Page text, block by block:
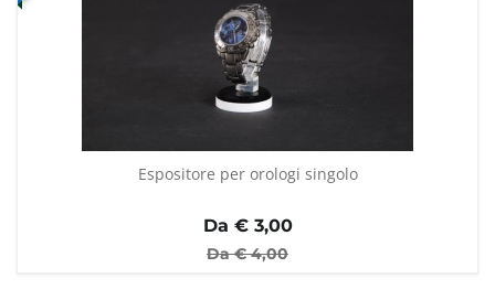
Espositore per orologi singolo
Da €3,00
Da €4,00